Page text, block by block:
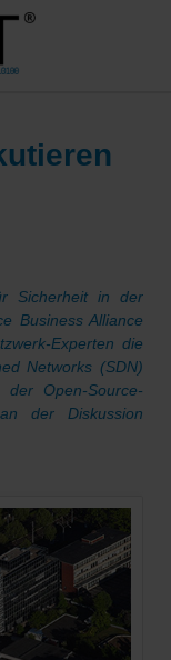
Sicherheit in der
Business Alliance
die
Networks (SDN)
Open‐Source‐
der Diskussion